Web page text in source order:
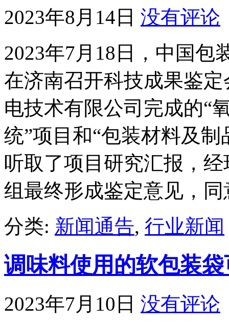
2023年8月14日 没有评论
2023年7月18日，中国包
在济南召开科技成果鉴
电技术有限公司完成的“
统”项目和“包装材料及
听取了项目研究汇报，
组最终形成鉴定意见，
分类: 新闻通告, 行业新闻
调味料使用的软包装
2023年7月10日 没有评论